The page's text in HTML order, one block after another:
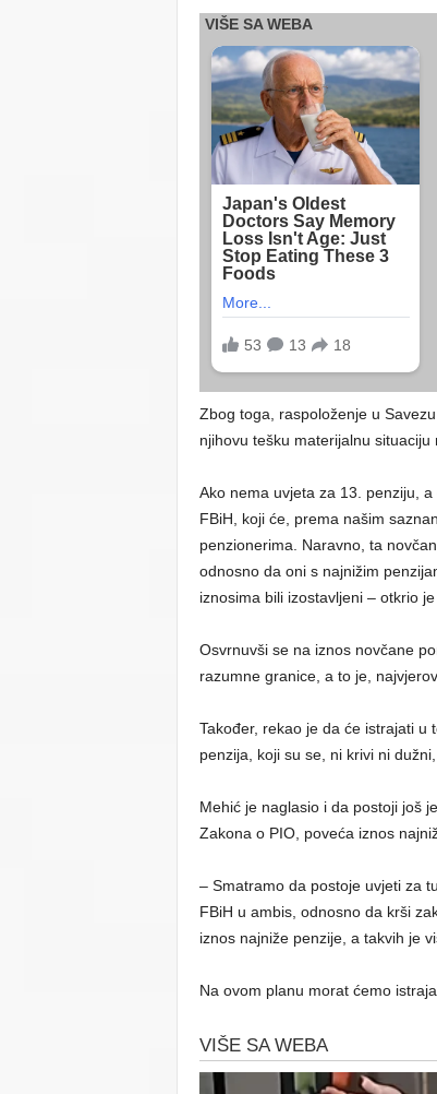
Zbog toga, raspoloženje u
njihovu tešku materijalnu
Ako nema uvjeta za 13. penziju,
FBiH, koji će, prema našim
penzionerima. Naravno, ta
odnosno da oni s najnižim
iznosima bili izostavljeni – otkrio
Osvrnuvši se na iznos novčane
razumne granice, a to je,
Također, rekao je da će istrajati u
penzija, koji su se, ni krivi ni
Mehić je naglasio i da postoji još
Zakona o PIO, poveća iznos
– Smatramo da postoje uvjeti za
FBiH u ambis, odnosno da krši
iznos najniže penzije, a takvih je
Na ovom planu morat ćemo